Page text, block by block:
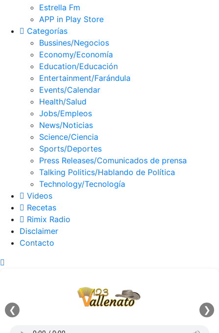
Estrella Fm
APP in Play Store
Categorías
Bussines/Negocios
Economy/Economía
Education/Educación
Entertainment/Farándula
Events/Calendar
Health/Salud
Jobs/Empleos
News/Noticias
Science/Ciencia
Sports/Deportes
Press Releases/Comunicados de prensa
Talking Politics/Hablando de Política
Technology/Tecnología
Videos
Recetas
Rimix Radio
Disclaimer
Contacto
❮ ❯